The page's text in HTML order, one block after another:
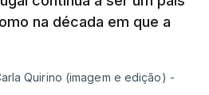
na década em que a
Quirino (imagem e edição) -